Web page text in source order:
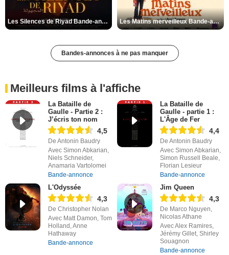
Les Silences de Riyad Bande-annonce VO STFR Les Matins merveilleux Bande-annonce VF
Bandes-annonces à ne pas manquer
Meilleurs films à l'affiche
La Bataille de
Gaulle - Partie 2 :
J’écris ton nom
4,5
De Antonin Baudry
Avec Simon Abkarian,
Niels Schneider,
Anamaria Vartolomei
Bande-annonce
La Bataille de
Gaulle - partie 1 :
L'Âge de Fer
4,4
De Antonin Baudry
Avec Simon Abkarian,
Simon Russell Beale,
Florian Lesieur
Bande-annonce
L'Odyssée
4,3
De Christopher Nolan
Avec Matt Damon, Tom
Holland, Anne
Hathaway
Bande-annonce
Jim Queen
4,3
De Marco Nguyen,
Nicolas Athane
Avec Alex Ramires,
Jérémy Gillet, Shirley
Souagnon
Bande-annonce